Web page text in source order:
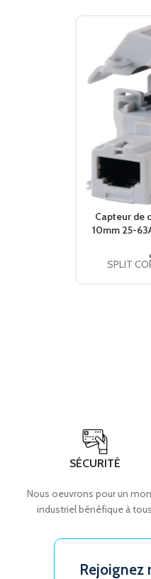
Capteur de
10mm 25-
SPLIT
SÉCURITÉ
Nous oeuvrons pour un
industriel bénéfique à tous
Rejoignez